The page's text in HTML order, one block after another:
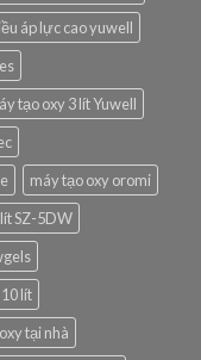
áp lực cao yuwell
tạo oxy 3 lít Yuwell
máy tạo oxy oromi
SZ-5DW
lít
tại nhà